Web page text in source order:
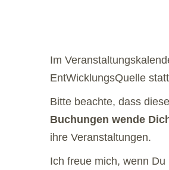
Im
EntWicklungsQuelle
Bitte beachte, dass
Buchungen wende
ihre Veranstaltungen.
Ich freue mich, wenn